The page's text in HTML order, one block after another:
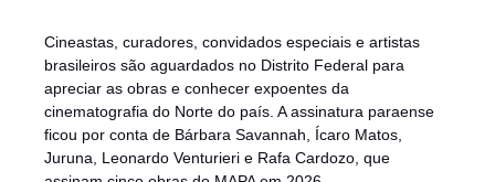
Cineastas, curadores, convidados especiais e artistas
brasileiros são aguardados no Distrito Federal para
apreciar as obras e conhecer expoentes da
cinematografia do Norte do país. A assinatura paraense
ficou por conta de Bárbara Savannah, Ícaro Matos,
Juruna, Leonardo Venturieri e Rafa Cardozo, que